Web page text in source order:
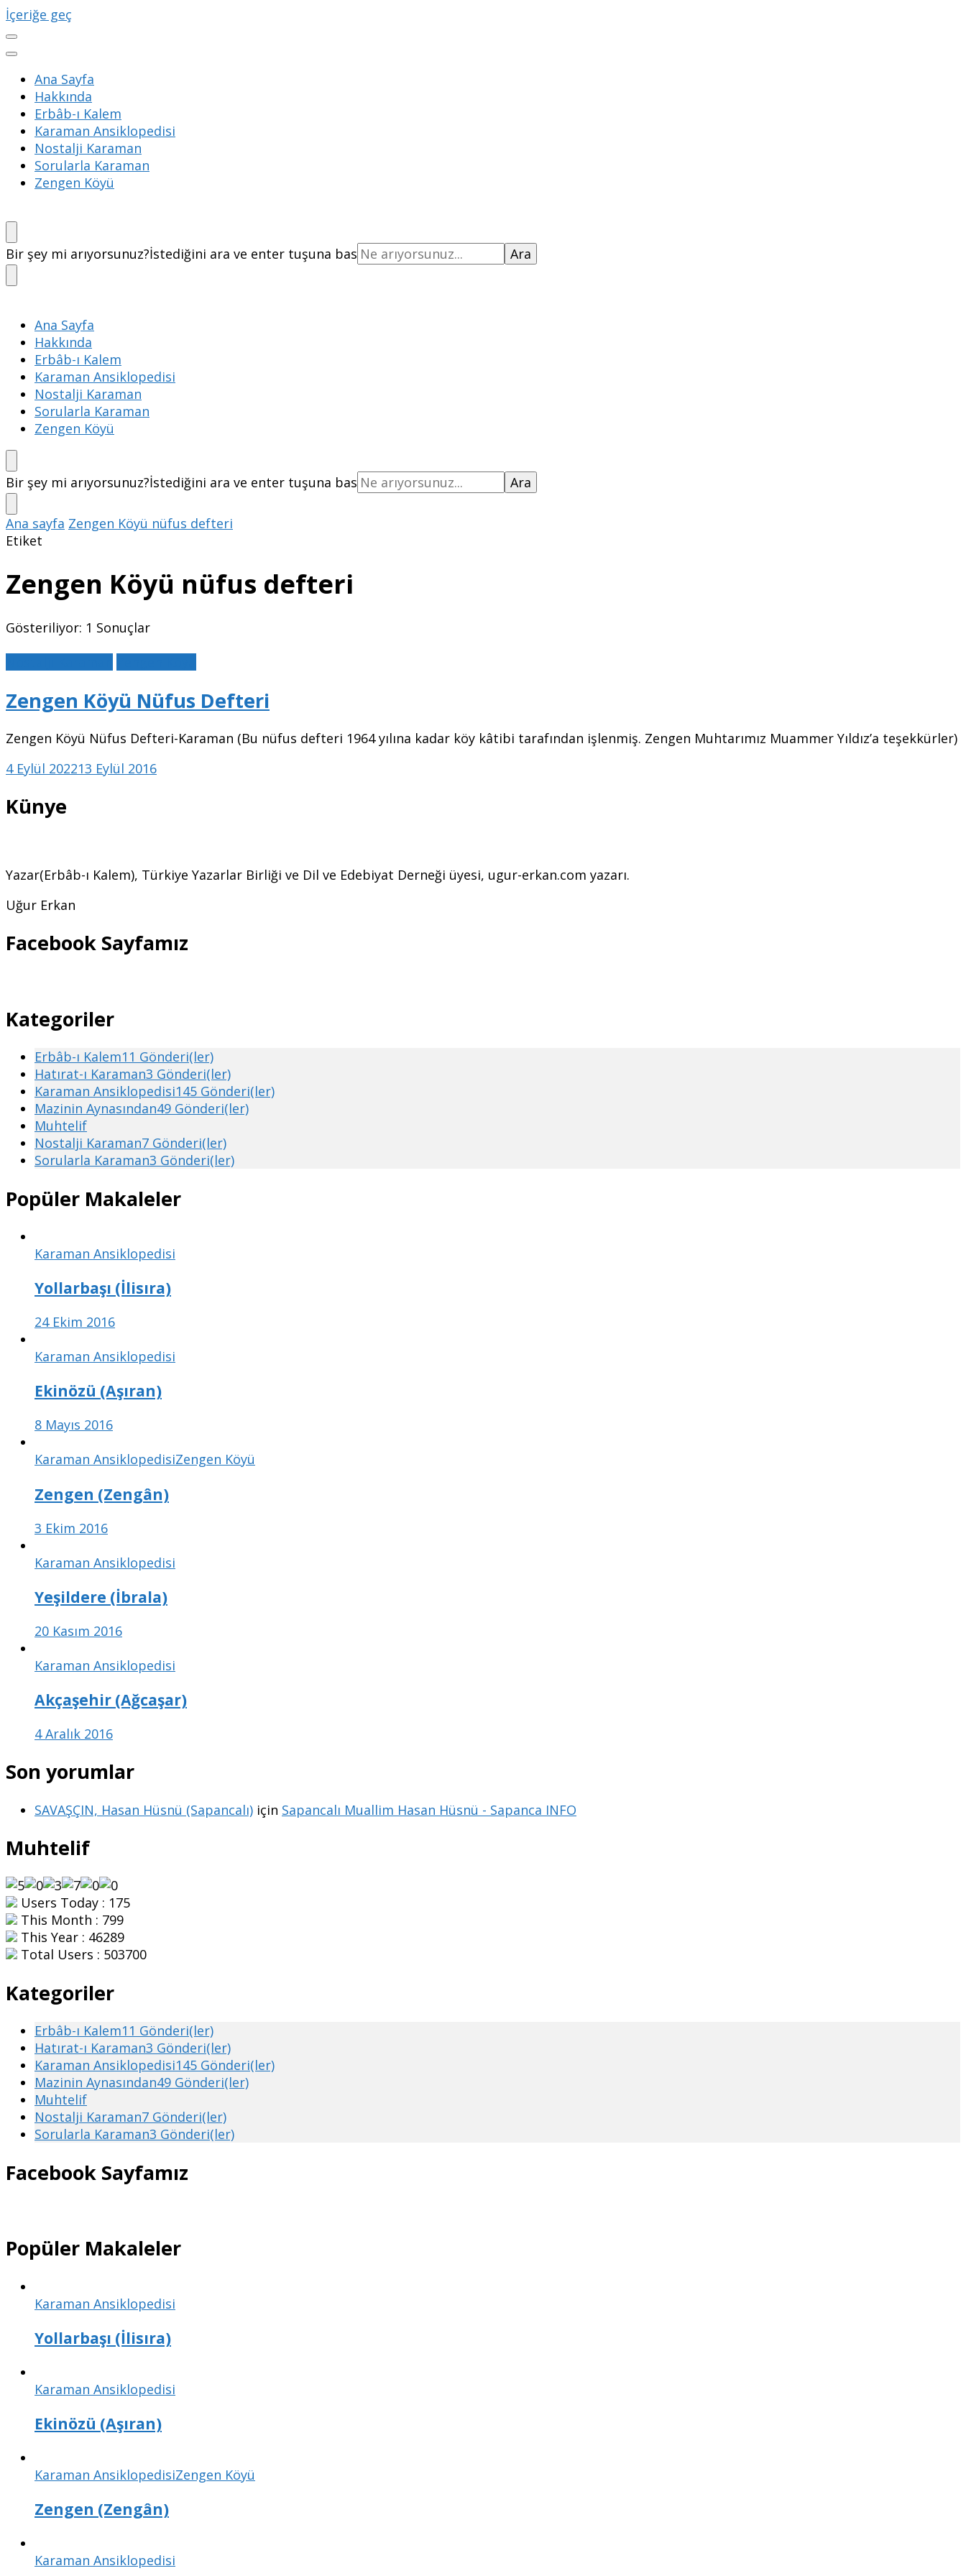
İçeriğe geç
Ana Sayfa
Hakkında
Erbâb-ı Kalem
Karaman Ansiklopedisi
Nostalji Karaman
Sorularla Karaman
Zengen Köyü
Bir şey mi arıyorsunuz?İstediğini ara ve enter tuşuna bas
Ana Sayfa
Hakkında
Erbâb-ı Kalem
Karaman Ansiklopedisi
Nostalji Karaman
Sorularla Karaman
Zengen Köyü
Bir şey mi arıyorsunuz?İstediğini ara ve enter tuşuna bas
Ana sayfa Zengen Köyü nüfus defteri
Etiket
Zengen Köyü nüfus defteri
Gösteriliyor: 1 Sonuçlar
Zengen Köyü Nüfus Defteri
Zengen Köyü Nüfus Defteri-Karaman (Bu nüfus defteri 1964 yılına kadar köy kâtibi tarafından işlenmiş. Zengen Muhtarımız Muammer Yıldız’a teşekkürler)
4 Eylül 202213 Eylül 2016
Künye
Yazar(Erbâb-ı Kalem), Türkiye Yazarlar Birliği ve Dil ve Edebiyat Derneği üyesi, ugur-erkan.com yazarı.
Uğur Erkan
Facebook Sayfamız
Kategoriler
Erbâb-ı Kalem11 Gönderi(ler)
Hatırat-ı Karaman3 Gönderi(ler)
Karaman Ansiklopedisi145 Gönderi(ler)
Mazinin Aynasından49 Gönderi(ler)
Muhtelif
Nostalji Karaman7 Gönderi(ler)
Sorularla Karaman3 Gönderi(ler)
Popüler Makaleler
Karaman Ansiklopedisi
Yollarbaşı (İlisıra)
24 Ekim 2016
Karaman Ansiklopedisi
Ekinözü (Aşıran)
8 Mayıs 2016
Karaman AnsiklopedisiZengen Köyü
Zengen (Zengân)
3 Ekim 2016
Karaman Ansiklopedisi
Yeşildere (İbrala)
20 Kasım 2016
Karaman Ansiklopedisi
Akçaşehir (Ağcaşar)
4 Aralık 2016
Son yorumlar
SAVAŞÇIN, Hasan Hüsnü (Sapancalı) için Sapancalı Muallim Hasan Hüsnü - Sapanca INFO
Muhtelif
Users Today : 175
This Month : 799
This Year : 46289
Total Users : 503700
Kategoriler
Erbâb-ı Kalem11 Gönderi(ler)
Hatırat-ı Karaman3 Gönderi(ler)
Karaman Ansiklopedisi145 Gönderi(ler)
Mazinin Aynasından49 Gönderi(ler)
Muhtelif
Nostalji Karaman7 Gönderi(ler)
Sorularla Karaman3 Gönderi(ler)
Facebook Sayfamız
Popüler Makaleler
Karaman Ansiklopedisi
Yollarbaşı (İlisıra)
Karaman Ansiklopedisi
Ekinözü (Aşıran)
Karaman AnsiklopedisiZengen Köyü
Zengen (Zengân)
Karaman Ansiklopedisi